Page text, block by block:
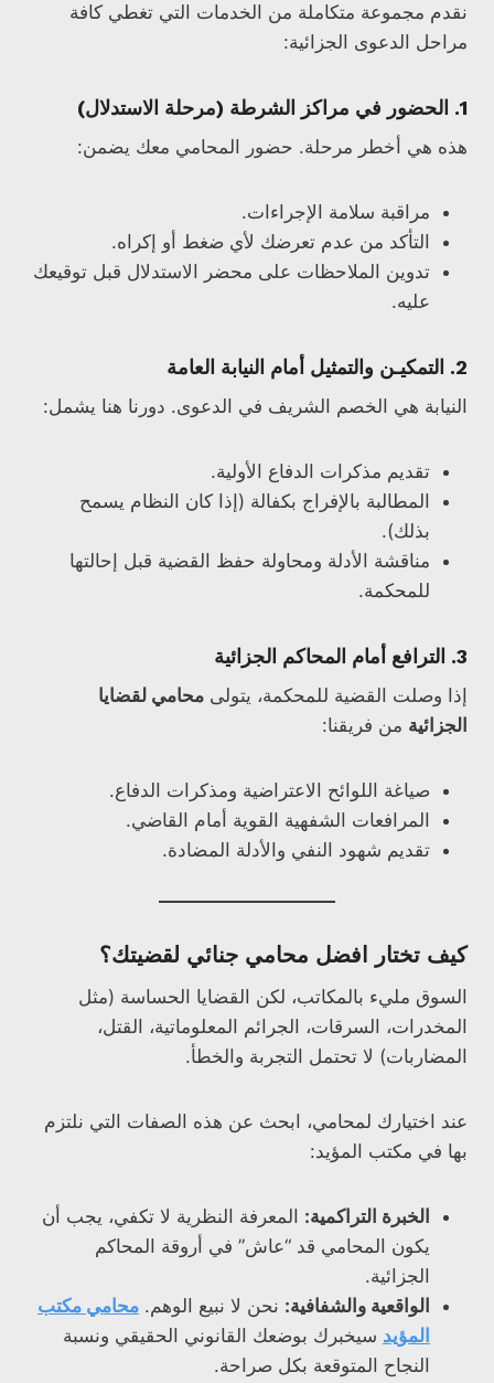
نقدم مجموعة متكاملة من الخدمات التي تغطي كافة
مراحل الدعوى الجزائية:
1. الحضور في مراكز الشرطة (مرحلة الاستدلال)
هذه هي أخطر مرحلة. حضور المحامي معك يضمن:
مراقبة سلامة الإجراءات.
التأكد من عدم تعرضك لأي ضغط أو إكراه.
تدوين الملاحظات على محضر الاستدلال قبل توقيعك
عليه.
2. التمكيـن والتمثيل أمام النيابة العامة
النيابة هي الخصم الشريف في الدعوى. دورنا هنا يشمل:
تقديم مذكرات الدفاع الأولية.
المطالبة بالإفراج بكفالة (إذا كان النظام يسمح
بذلك).
مناقشة الأدلة ومحاولة حفظ القضية قبل إحالتها
للمحكمة.
3. الترافع أمام المحاكم الجزائية
إذا وصلت القضية للمحكمة، يتولى محامي لقضايا
الجزائية من فريقنا:
صياغة اللوائح الاعتراضية ومذكرات الدفاع.
المرافعات الشفهية القوية أمام القاضي.
تقديم شهود النفي والأدلة المضادة.
كيف تختار افضل محامي جنائي لقضيتك؟
السوق مليء بالمكاتب، لكن القضايا الحساسة (مثل
المخدرات، السرقات، الجرائم المعلوماتية، القتل،
المضاربات) لا تحتمل التجربة والخطأ.
عند اختيارك لمحامي، ابحث عن هذه الصفات التي نلتزم
بها في مكتب المؤيد:
الخبرة التراكمية: المعرفة النظرية لا تكفي، يجب أن
يكون المحامي قد “عاش” في أروقة المحاكم
الجزائية.
الواقعية والشفافية: نحن لا نبيع الوهم. محامي مكتب
المؤيد سيخبرك بوضعك القانوني الحقيقي ونسبة
النجاح المتوقعة بكل صراحة.